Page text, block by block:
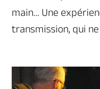
main… Une
transmission, qui